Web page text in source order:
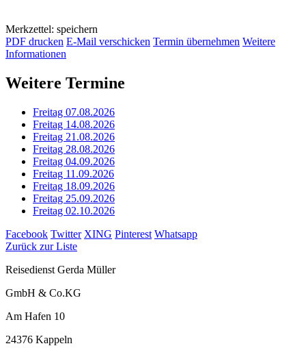
Merkzettel: speichern
PDF drucken E-Mail verschicken Termin übernehmen Weitere
Informationen
Weitere Termine
Freitag 07.08.2026
Freitag 14.08.2026
Freitag 21.08.2026
Freitag 28.08.2026
Freitag 04.09.2026
Freitag 11.09.2026
Freitag 18.09.2026
Freitag 25.09.2026
Freitag 02.10.2026
Facebook Twitter XING Pinterest Whatsapp
Zurück zur Liste
Reisedienst Gerda Müller
GmbH & Co.KG
Am Hafen 10
24376 Kappeln